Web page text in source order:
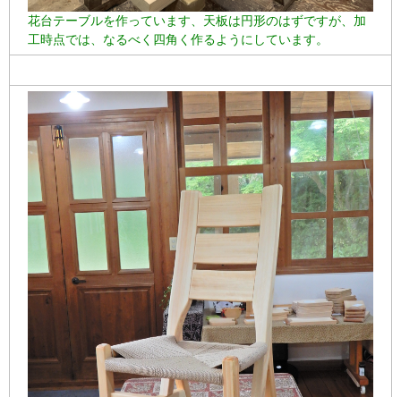
花台テーブルを作っています、天板は円形のはずですが、加
工時点では、なるべく四角く作るようにしています。